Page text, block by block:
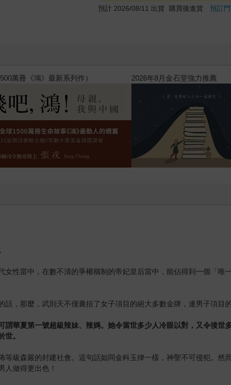
預計 2026/08/11 出貨
購買後進貨預訂
萬冊《鴻》最新系列作） 2026年8月金石堂強力推薦
女性當中，在數不清的爭權稱制的帝妃皇后當中，能佔得到一個「唯
，那麼，武則天不僅囊括了女子項目的絕大多數金牌，連男子項目
謂華夏第一號超級辣妹、辣媽。她令當世多少人冷眼以對，又令後
世。
等級森嚴的封建社會。這句話如同金科玉律一樣，神聖不可侵犯。然
人做得更出色！